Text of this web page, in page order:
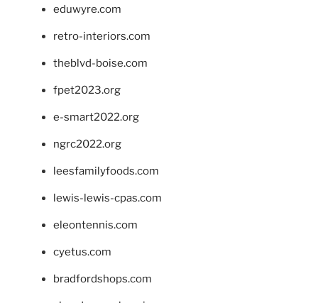
eduwyre.com
retro-interiors.com
theblvd-boise.com
fpet2023.org
e-smart2022.org
ngrc2022.org
leesfamilyfoods.com
lewis-lewis-cpas.com
eleontennis.com
cyetus.com
bradfordshops.com